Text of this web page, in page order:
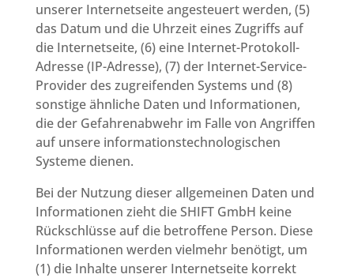
unserer Internetseite angesteuert werden, (5)
das Datum und die Uhrzeit eines Zugriffs auf
die Internetseite, (6) eine Internet-Protokoll-
Adresse (IP-Adresse), (7) der Internet-Service-
Provider des zugreifenden Systems und (8)
sonstige ähnliche Daten und Informationen,
die der Gefahrenabwehr im Falle von Angriffen
auf unsere informationstechnologischen
Systeme dienen.
Bei der Nutzung dieser allgemeinen Daten und
Informationen zieht die SHIFT GmbH keine
Rückschlüsse auf die betroffene Person. Diese
Informationen werden vielmehr benötigt, um
(1) die Inhalte unserer Internetseite korrekt